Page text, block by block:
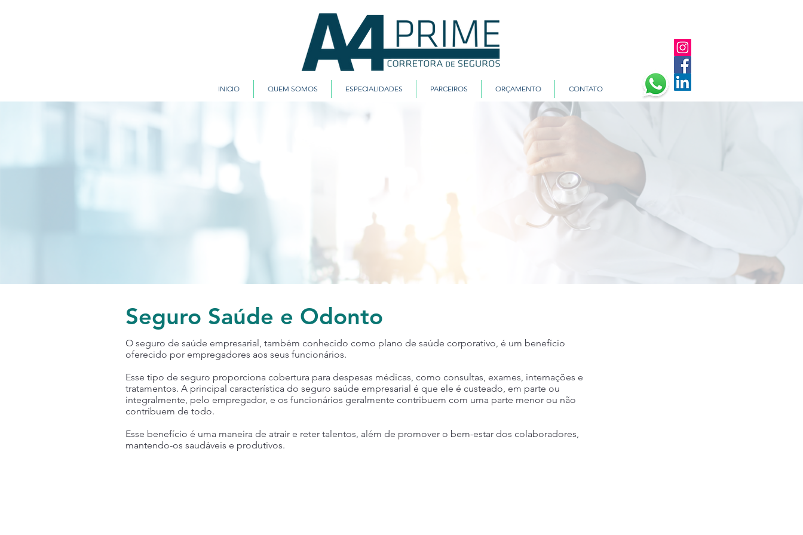
INICIO QUEM SOMOS ESPECIALIDADES PARCEIROS ORÇAMENTO CONTATO
Seguro Saúde e Odonto
O seguro de saúde empresarial, também conhecido como plano de saúde corporativo, é um benefício
oferecido por empregadores aos seus funcionários.
Esse tipo de seguro proporciona cobertura para despesas médicas, como consultas, exames, internações e
tratamentos. A principal característica do seguro saúde empresarial é que ele é custeado, em parte ou
integralmente, pelo empregador, e os funcionários geralmente contribuem com uma parte menor ou não
contribuem de todo.
Esse benefício é uma maneira de atrair e reter talentos, além de promover o bem-estar dos colaboradores,
mantendo-os saudáveis e produtivos.